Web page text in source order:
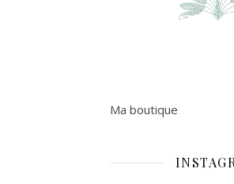
Ma boutique